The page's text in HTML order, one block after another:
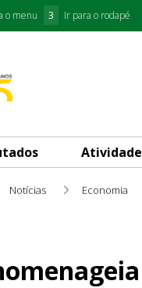
o menu 3 Ir para o rodapé
Notícias Economia